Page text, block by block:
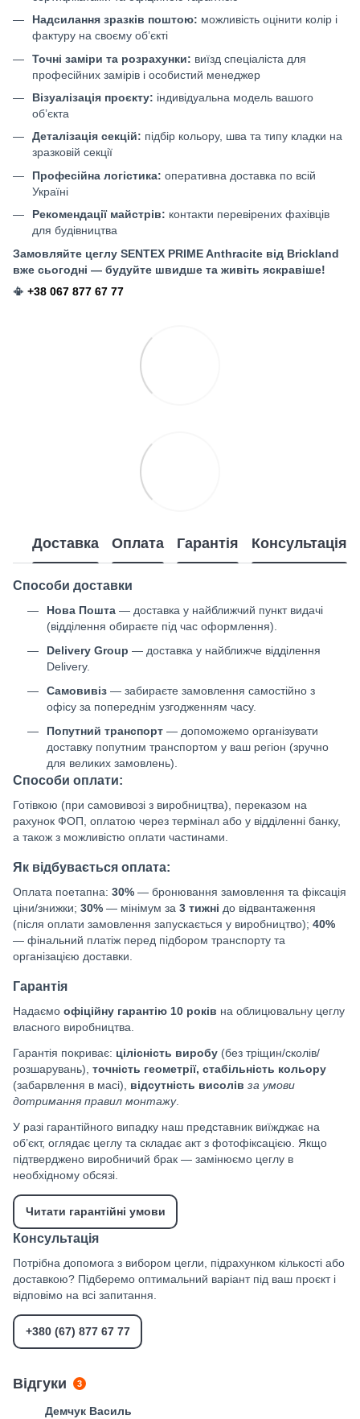
Надсилання зразків поштою: можливість оцінити колір і
фактуру на своєму об’єкті
Точні заміри та розрахунки: виїзд спеціаліста для
професійних замірів і особистий менеджер
Візуалізація проєкту: індивідуальна модель вашого
об’єкта
Деталізація секцій: підбір кольору, шва та типу кладки на
зразковій секції
Професійна логістика: оперативна доставка по всій
Україні
Рекомендації майстрів: контакти перевірених фахівців
для будівництва
Замовляйте цеглу SENTEX PRIME Anthracite від Brickland
вже сьогодні — будуйте швидше та живіть яскравіше!
📳 +38 067 877 67 77
Доставка Оплата Гарантія Консультація
Способи доставки
Нова Пошта — доставка у найближчий пункт видачі
(відділення обираєте під час оформлення).
Delivery Group — доставка у найближче відділення
Delivery.
Самовивіз — забираєте замовлення самостійно з
офісу за попереднім узгодженням часу.
Попутний транспорт — допоможемо організувати
доставку попутним транспортом у ваш регіон (зручно
для великих замовлень).
Способи оплати:
Готівкою (при самовивозі з виробництва), переказом на
рахунок ФОП, оплатою через термінал або у відділенні банку,
а також з можливістю оплати частинами.
Як відбувається оплата:
Оплата поетапна: 30% — бронювання замовлення та фіксація
ціни/знижки; 30% — мінімум за 3 тижні до відвантаження
(після оплати замовлення запускається у виробництво); 40%
— фінальний платіж перед підбором транспорту та
організацією доставки.
Гарантія
Надаємо офіційну гарантію 10 років на облицювальну цеглу
власного виробництва.
Гарантія покриває: цілісність виробу (без тріщин/сколів/
розшарувань), точність геометрії, стабільність кольору
(забарвлення в масі), відсутність висолів за умови
дотримання правил монтажу.
У разі гарантійного випадку наш представник виїжджає на
об’єкт, оглядає цеглу та складає акт з фотофіксацією. Якщо
підтверджено виробничий брак — замінюємо цеглу в
необхідному обсязі.
Читати гарантійні умови
Консультація
Потрібна допомога з вибором цегли, підрахунком кількості або
доставкою? Підберемо оптимальний варіант під ваш проєкт і
відповімо на всі запитання.
+380 (67) 877 67 77
Відгуки 3
Демчук Василь